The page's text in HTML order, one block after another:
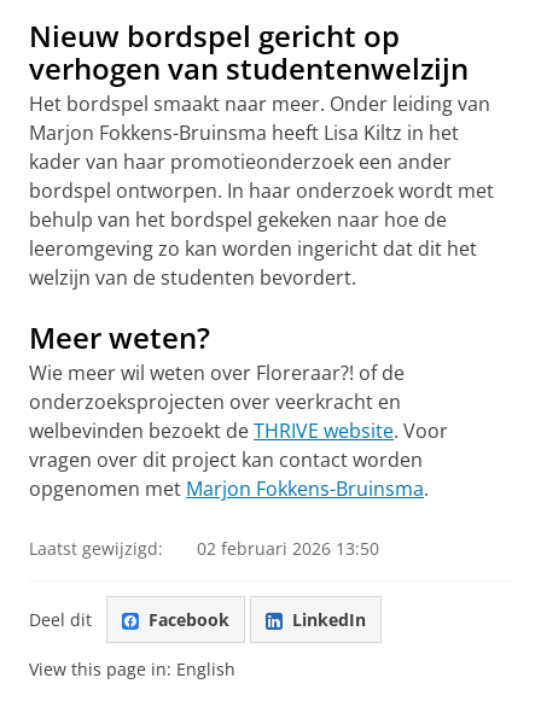
Nieuw bordspel gericht op
verhogen van studentenwelzijn
Het bordspel smaakt naar meer. Onder leiding van
Marjon Fokkens-Bruinsma heeft Lisa Kiltz in het
kader van haar promotieonderzoek een ander
bordspel ontworpen. In haar onderzoek wordt met
behulp van het bordspel gekeken naar hoe de
leeromgeving zo kan worden ingericht dat dit het
welzijn van de studenten bevordert.
Meer weten?
Wie meer wil weten over Floreraar?! of de
onderzoeksprojecten over veerkracht en
welbevinden bezoekt deTHRIVE website. Voor
vragen over dit project kan contact worden
opgenomen met Marjon Fokkens-Bruinsma.
Laatst gewijzigd: 02 februari 2026 13:50
Deel dit Facebook LinkedIn
View this page in: English